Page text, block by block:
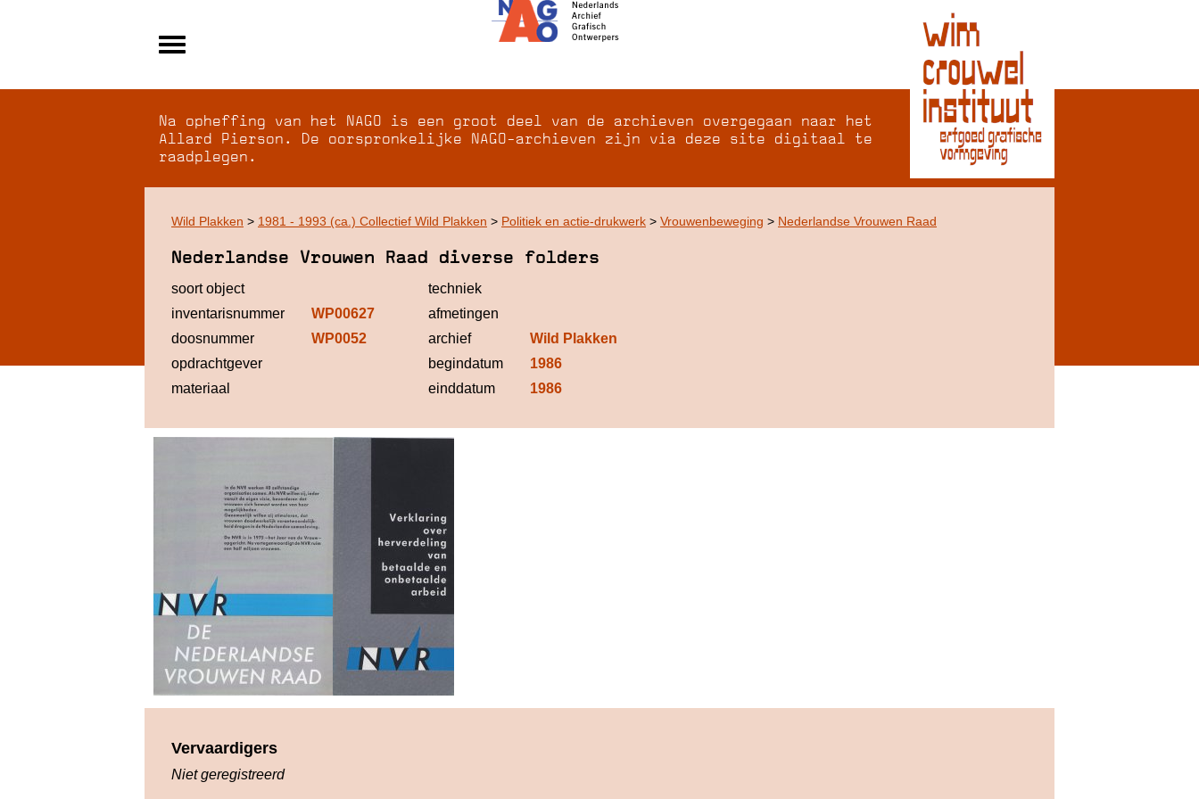
Over WCI
Inloggen
Na opheffing van het NAGO is een groot deel van de archieven overgegaan naar het
Allard Pierson. De oorspronkelijke NAGO-archieven zijn via deze site digitaal te
raadplegen.
Wild Plakken > 1981 - 1993 (ca.) Collectief Wild Plakken > Politiek en actie-drukwerk > Vrouwenbeweging > Nederlandse Vrouwen Raad
Nederlandse Vrouwen Raad diverse folders
soort object
techniek
inventarisnummer
WP00627
afmetingen
doosnummer
WP0052 archief
Wild Plakken
opdrachtgever
begindatum
1986
materiaal
einddatum 1986
Vervaardigers
Niet geregistreerd